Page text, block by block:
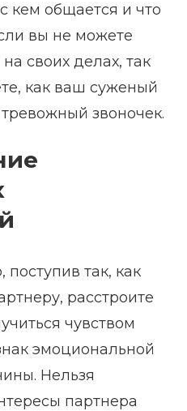
кем общается и что
вы не можете
своих делах, так
как ваш суженый
звоночек.
поступив так, как
расстроите
чувством
эмоциональной
Нельзя
партнера